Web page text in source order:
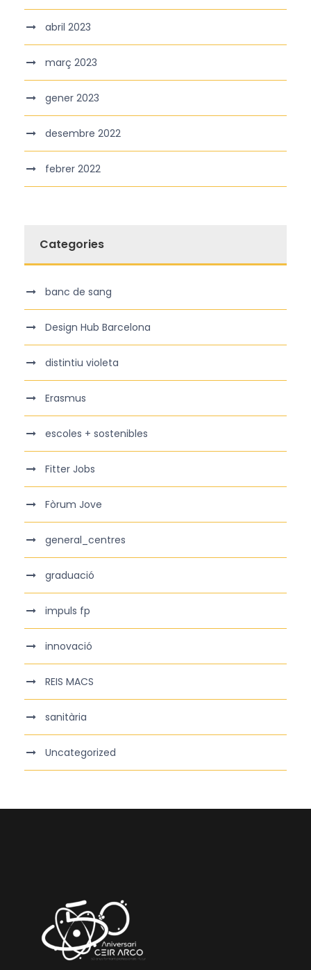
abril 2023
març 2023
gener 2023
desembre 2022
febrer 2022
Categories
banc de sang
Design Hub Barcelona
distintiu violeta
Erasmus
escoles + sostenibles
Fitter Jobs
Fòrum Jove
general_centres
graduació
impuls fp
innovació
REIS MACS
sanitària
Uncategorized